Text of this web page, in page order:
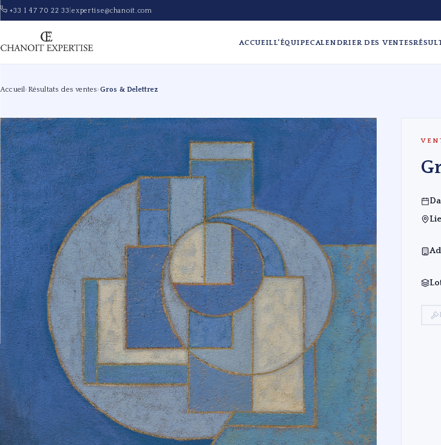
+33 1 47 70 22 33 |expertise@chanoit.com
ACCUEILL'ÉQUIPECALENDRIER DES VENTES
Accueil› Résultats des ventes›Gros & Delettrez